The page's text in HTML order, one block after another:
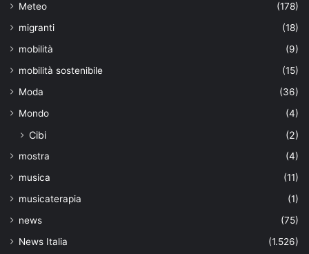
Meteo
(178)
migranti
(18)
mobilità
(9)
mobilità sostenibile
(15)
Moda
(36)
Mondo
(4)
Cibi (2)
mostra
(4)
musica
(11)
musicaterapia
(1)
news
(75)
News Italia
(1.526)